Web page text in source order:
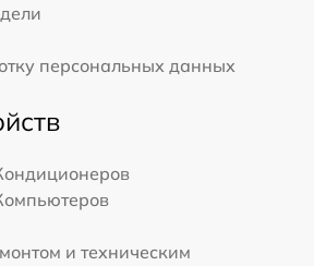
персональных данных
и техническим